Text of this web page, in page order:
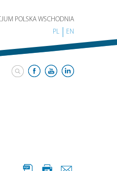
POLSKA WSCHODNIA
PL
EN